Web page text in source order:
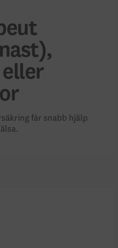
får snabb hjälp